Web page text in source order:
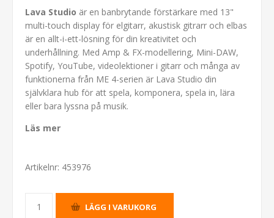
Lava Studio är en banbrytande förstärkare med 13"
multi-touch display för elgitarr, akustisk gitrarr och elbas
är en allt-i-ett-lösning för din kreativitet och
underhållning. Med Amp & FX-modellering, Mini-DAW,
Spotify, YouTube, videolektioner i gitarr och många av
funktionerna från ME 4-serien är Lava Studio din
självklara hub för att spela, komponera, spela in, lära
eller bara lyssna på musik.
Läs mer
Artikelnr: 453976